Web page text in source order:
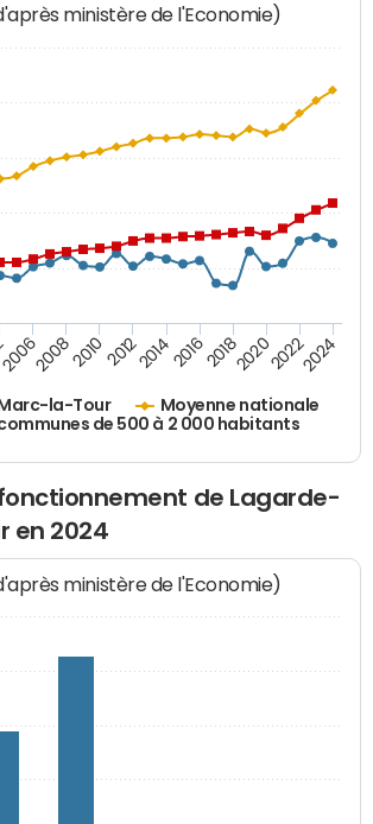
ministère de l'Economie)
la-Tour
Moyenne nationale
de 500 à 2 000 habitants
2006200820102012201420162018202020222024
de Lagarde-
en 2024
ministère de l'Economie)